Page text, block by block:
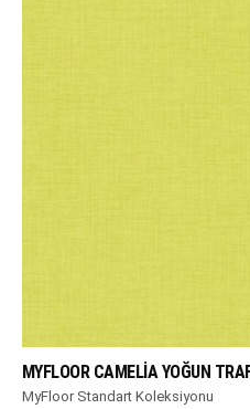
MYFLOOR CAMELIA YOĞUN
MyFloor Standart Koleksiyonu